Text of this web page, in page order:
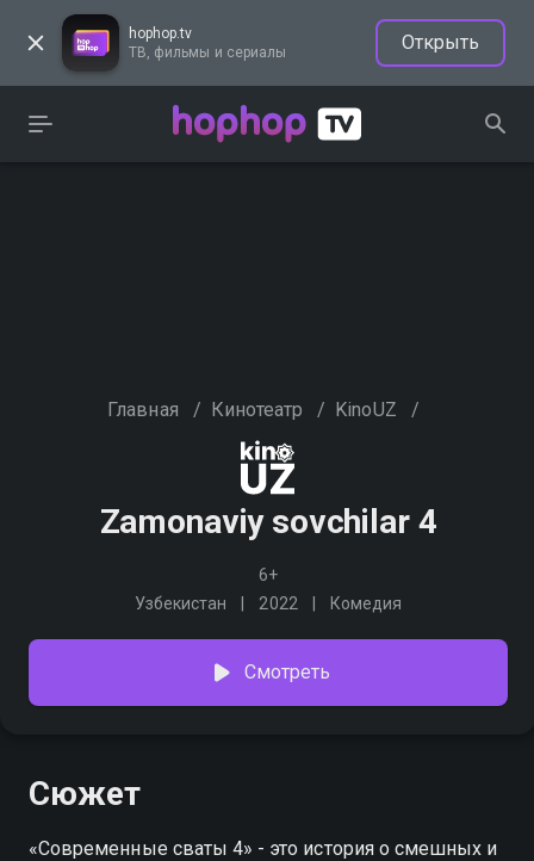
hophop.tv
ТВ, фильмы и сериалы
Открыть
Главная / Кинотеатр / KinoUZ /
Zamonaviy sovchilar 4
6+
Узбекистан
2022 Комедия
Смотреть
Сюжет
«Современные сваты 4» - это история о смешных и